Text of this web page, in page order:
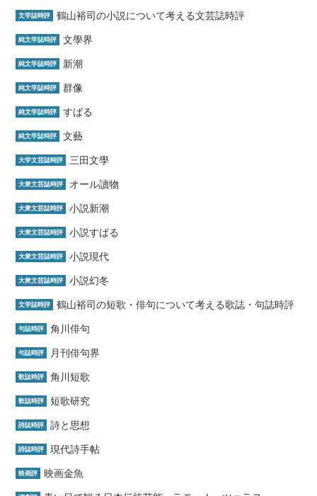
文学誌時評 鶴山裕司の小説について考える文芸誌時評
純文学誌時評 文學界
純文学誌時評 新潮
純文学誌時評 群像
純文学誌時評 すばる
純文学誌時評 文藝
大学文芸誌時評 三田文學
大衆文芸誌時評 オール讀物
大衆文芸誌時評 小説新潮
大衆文芸誌時評 小説すばる
大衆文芸誌時評 小説現代
大衆文芸誌時評 小説幻冬
文学誌時評 鶴山裕司の短歌・俳句について考える歌誌・句誌時評
句誌時評 角川俳句
句誌時評 月刊俳句界
歌誌時評 角川短歌
歌誌時評 短歌研究
詩誌時評 詩と思想
詩誌時評 現代詩手帖
映画評 映画金魚